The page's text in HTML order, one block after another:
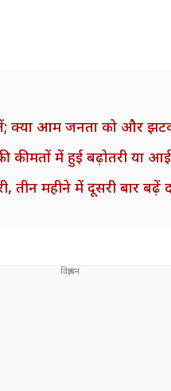
क्या आम जनता को और
में हुई बढ़ोतरी या
तीन महीने में दूसरी बार बढ़ें